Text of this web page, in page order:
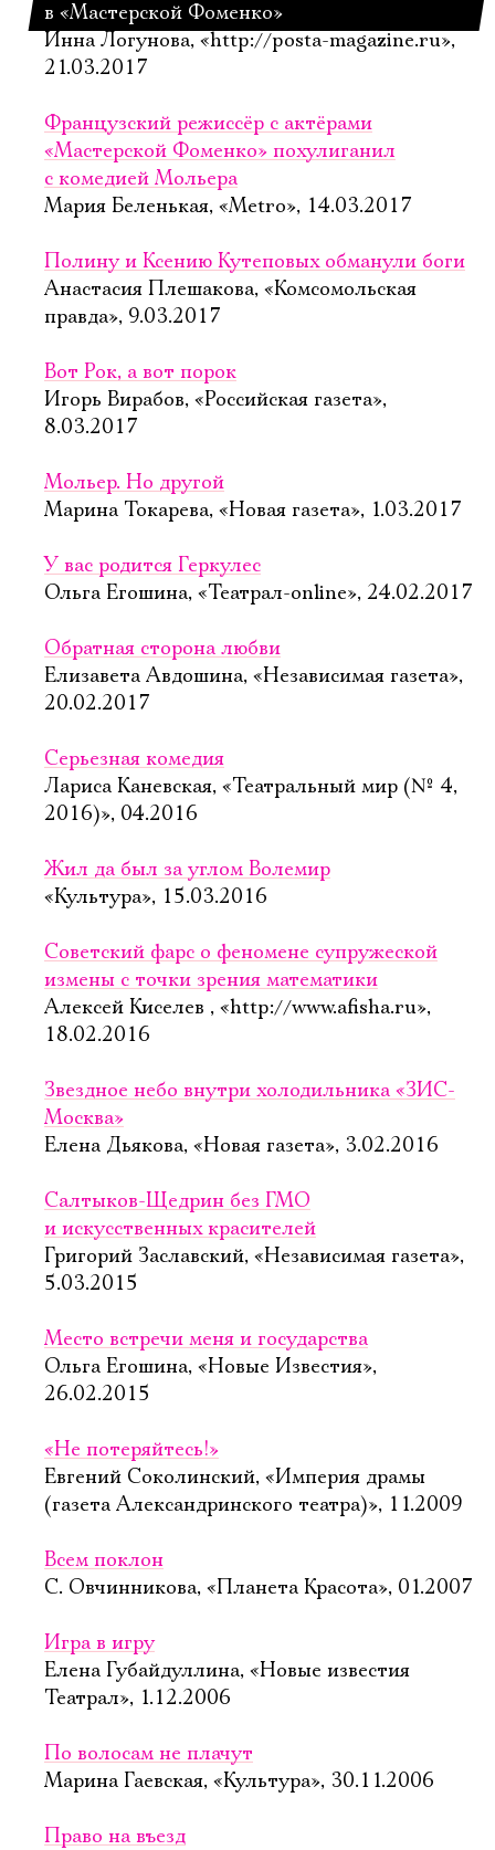
в «Мастерской Фоменко»
Инна Логунова, «http://posta-magazine.ru»,
21.03.2017
Французский режиссёр с актёрами
«Мастерской Фоменко» похулиганил
с комедией Мольера
Мария Беленькая, «Metro», 14.03.2017
Полину и Ксению Кутеповых обманули боги
Анастасия Плешакова, «Комсомольская
правда», 9.03.2017
Вот Рок, а вот порок
Игорь Вирабов, «Российская газета»,
8.03.2017
Мольер. Но другой
Марина Токарева, «Новая газета», 1.03.2017
У вас родится Геркулес
Ольга Егошина, «Театрал-online», 24.02.2017
Обратная сторона любви
Елизавета Авдошина, «Независимая газета»,
20.02.2017
Серьезная комедия
Лариса Каневская, «Театральный мир (№ 4,
2016)», 04.2016
Жил да был за углом Волемир
«Культура», 15.03.2016
Советский фарс о феномене супружеской
измены с точки зрения математики
Алексей Киселев , «http://www.afisha.ru»,
18.02.2016
Звездное небо внутри холодильника «ЗИС-
Москва»
Елена Дьякова, «Новая газета», 3.02.2016
Салтыков-Щедрин без ГМО
и искусственных красителей
Григорий Заславский, «Независимая газета»,
5.03.2015
Место встречи меня и государства
Ольга Егошина, «Новые Известия»,
26.02.2015
«Не потеряйтесь!»
Евгений Соколинский, «Империя драмы
(газета Александринского театра)», 11.2009
Всем поклон
С. Овчинникова, «Планета Красота», 01.2007
Игра в игру
Елена Губайдуллина, «Новые известия 
Театрал», 1.12.2006
По волосам не плачут
Марина Гаевская, «Культура», 30.11.2006
Право на въезд